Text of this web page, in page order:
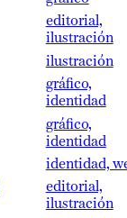
editorial,
ilustración
ilustración
gráfico,
identidad
gráfico,
identidad
identidad,
editorial,
ilustración